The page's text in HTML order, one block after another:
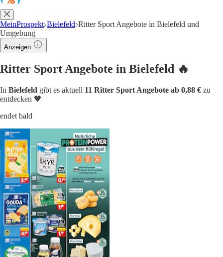
MeinProspekt Bielefeld Ritter Sport Angebote in Bielefeld und
Umgebung
Anzeigen
Ritter Sport Angebote in Bielefeld 🔥
In Bielefeld gibt es aktuell 11 Ritter Sport Angebote ab 0,88 € zu
entdecken 🧡
endet bald